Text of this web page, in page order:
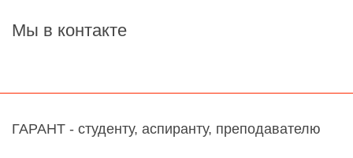
Мы в контакте
ГАРАНТ - студенту, аспиранту, преподавателю